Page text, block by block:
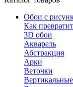
Обои с
Как
3D обои
Акварель
Абстракция
Арки
Веточки